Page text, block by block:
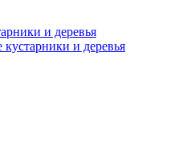
и деревья
и деревья